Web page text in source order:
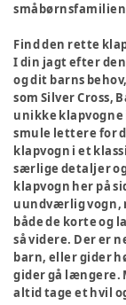
Find den rette
I din jagt efter
og dit barns
som Silver Cross,
unikke
smule lettere for
klapvogn i et
særlige detaljer
klapvogn her på
uundværlig vogn,
både de korte og
så videre. Der er
barn, eller gider
gider gå længere.
altid tage et hvil